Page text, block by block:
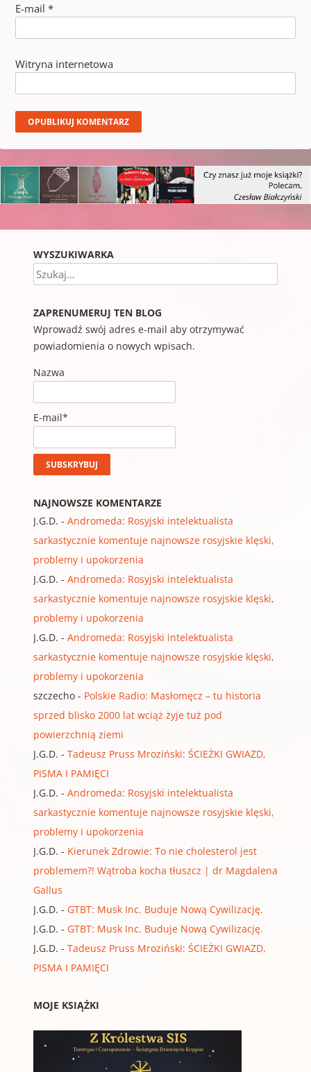
E-mail *
Witryna internetowa
WYSZUKIWARKA
Szukaj
ZAPRENUMERUJ TEN BLOG
Wprowadź swój adres e-mail aby otrzymywać
powiadomienia o nowych wpisach.
Nazwa
E-mail*
NAJNOWSZE KOMENTARZE
J.G.D. - Andromeda: Rosyjski intelektualista
sarkastycznie komentuje najnowsze rosyjskie klęski,
problemy i upokorzenia
J.G.D. - Andromeda: Rosyjski intelektualista
sarkastycznie komentuje najnowsze rosyjskie klęski,
problemy i upokorzenia
J.G.D. - Andromeda: Rosyjski intelektualista
sarkastycznie komentuje najnowsze rosyjskie klęski,
problemy i upokorzenia
szczecho- Polskie Radio: Masłomęcz – tu historia
sprzed blisko 2000 lat wciąż żyje tuż pod
powierzchnią ziemi
J.G.D. - Tadeusz Pruss Mroziński: ŚCIEŻKI GWIAZD,
PISMA I PAMIĘCI
J.G.D. - Andromeda: Rosyjski intelektualista
sarkastycznie komentuje najnowsze rosyjskie klęski,
problemy i upokorzenia
J.G.D. - Kierunek Zdrowie: To nie cholesterol jest
problemem?! Wątroba kocha tłuszcz | dr Magdalena
Gallus
J.G.D. - GTBT: Musk Inc. Buduje Nową Cywilizację.
J.G.D. - GTBT: Musk Inc. Buduje Nową Cywilizację.
J.G.D. - Tadeusz Pruss Mroziński: ŚCIEŻKI GWIAZD,
PISMA I PAMIĘCI
MOJE KSIĄŻKI